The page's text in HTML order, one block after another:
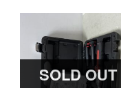
SOLD OUT